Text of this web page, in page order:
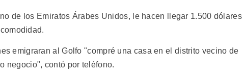
de los Emiratos Árabes Unidos, le hacen llegar 1.500 dólares
emigraran al Golfo "compré una casa en el distrito vecino de
negocio", contó por teléfono.